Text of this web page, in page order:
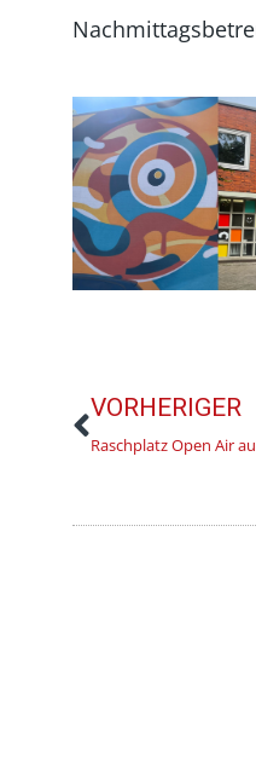
VORHERIGER
Raschplatz Open Air